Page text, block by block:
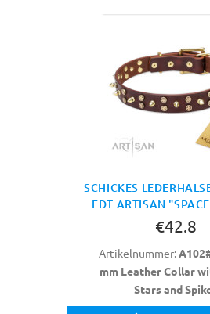
SCHICKES
FDT ARTISAN
€42.8
Artikelnummer:
mm Leather Collar
Stars and